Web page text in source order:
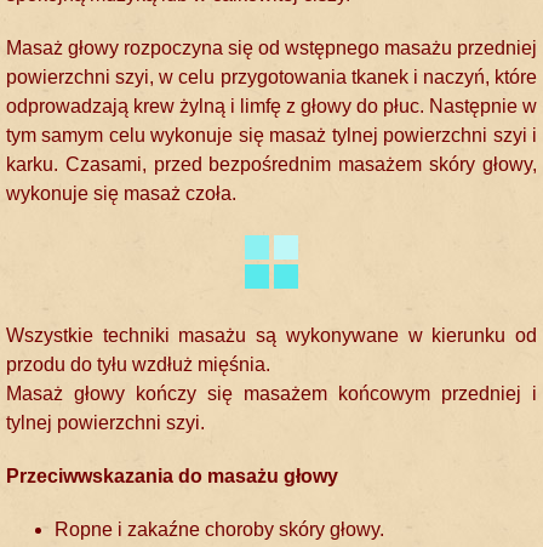
Masaż głowy rozpoczyna się od wstępnego masażu przedniej
powierzchni szyi, w celu przygotowania tkanek i naczyń, które
odprowadzają krew żylną i limfę z głowy do płuc. Następnie w
tym samym celu wykonuje się masaż tylnej powierzchni szyi i
karku. Czasami, przed bezpośrednim masażem skóry głowy,
wykonuje się masaż czoła.
Wszystkie techniki masażu są wykonywane w kierunku od
przodu do tyłu wzdłuż mięśnia.
Masaż głowy kończy się masażem końcowym przedniej i
tylnej powierzchni szyi.
Przeciwwskazania do masażu głowy
Ropne i zakaźne choroby skóry głowy.